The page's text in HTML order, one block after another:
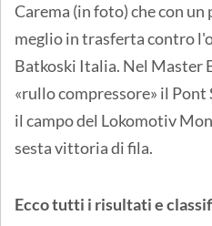
Carema (in foto) che con
meglio in trasferta contro
Batkoski Italia. Nel Master
«rullo compressore» il
il campo del Lokomotiv
sesta vittoria di fila.
Ecco tutti i risultati e